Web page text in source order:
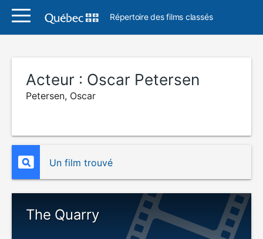
Répertoire des films classés
Acteur : Oscar Petersen
Petersen, Oscar
Un film trouvé
The Quarry